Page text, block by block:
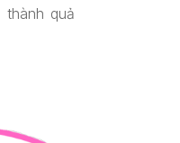
quả